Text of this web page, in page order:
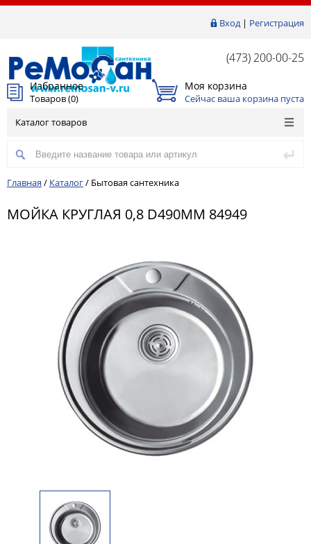
Вход| Регистрация
(473) 200-00-25
Избранное
Товаров (0)
Моя корзина
Сейчас ваша корзина пуста
Каталог товаров
Главная / Каталог/ Бытовая сантехника
МОЙКА КРУГЛАЯ 0,8 D490ММ 84949